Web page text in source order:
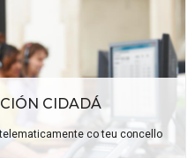
CIDADÁ
co teu concello